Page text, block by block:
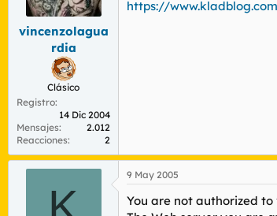
d
e
a
vincenzolagua
rdia
Clásico
Registro
14 Dic 2004
Mensajes
2.012
Reacciones
2
https://
K
9 May 2005
You are not authorized